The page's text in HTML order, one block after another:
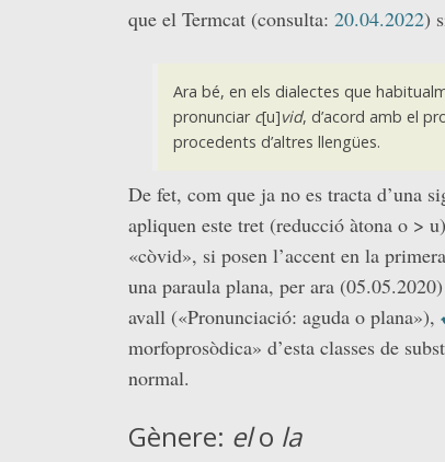
que el Termcat (consulta: 20.04.2022)
Ara bé, en els dialectes que
pronunciar c[u]vid, d’acord amb el
procedents d’altres llengües.
De fet, com que ja no es tracta d’una
apliquen este tret (reducció àtona o >
«còvid», si posen l’accent en la
una paraula plana, per ara
avall («Pronunciació: aguda o plana»),
morfoprosòdica» d’esta classes de
normal.
Gènere: elo la